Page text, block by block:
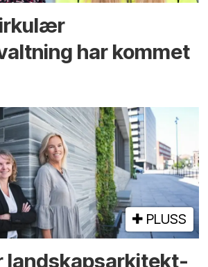
har kommet
PLUSS
landskaps­arkitekt­